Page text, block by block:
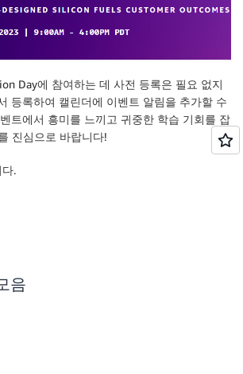
Day에 참여하는 데 사전 등록은 필요 없지
등록하여 캘린더에 이벤트 알림을 추가할 수
트에서 흥미를 느끼고 귀중한 학습 기회를 잡
진심으로 바랍니다!
.
음